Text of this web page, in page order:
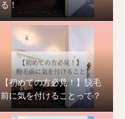
る！
【初めての方必見！】脱毛
前に気を付けることって？